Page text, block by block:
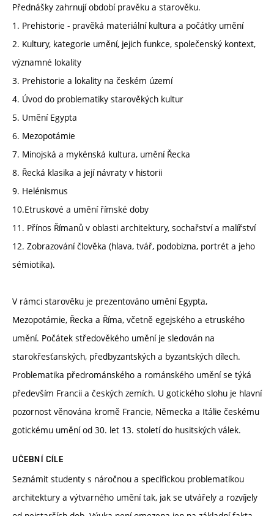
Přednášky zahrnují období pravěku a starověku.
1. Prehistorie - pravěká materiální kultura a počátky umění
2. Kultury, kategorie umění, jejich funkce, společenský kontext,
významné lokality
3. Prehistorie a lokality na českém území
4. Úvod do problematiky starověkých kultur
5. Umění Egypta
6. Mezopotámie
7. Minojská a mykénská kultura, umění Řecka
8. Řecká klasika a její návraty v historii
9. Helénismus
10.Etruskové a umění římské doby
11. Přínos Římanů v oblasti architektury, sochařství a malířství
12. Zobrazování člověka (hlava, tvář, podobizna, portrét a jeho
sémiotika).
V rámci starověku je prezentováno umění Egypta,
Mezopotámie, Řecka a Říma, včetně egejského a etruského
umění. Počátek středověkého umění je sledován na
starokřesťanských, předbyzantských a byzantských dílech.
Problematika předrománského a románského umění se týká
především Francii a českých zemích. U gotického slohu je hlavní
pozornost věnována kromě Francie, Německa a Itálie českému
gotickému umění od 30. let 13. století do husitských válek.
UČEBNÍ CÍLE
Seznámit studenty s náročnou a specifickou problematikou
architektury a výtvarného umění tak, jak se utvářely a rozvíjely